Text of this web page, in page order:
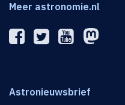
Meer astronomie.nl
Astronieuwsbrief